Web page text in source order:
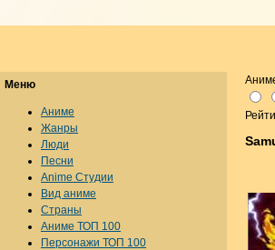
Меню
Аниме
Жанры
Люди
Песни
Anime Студии
Вид аниме
Страны
Аниме ТОП 100
Персонажи ТОП 100